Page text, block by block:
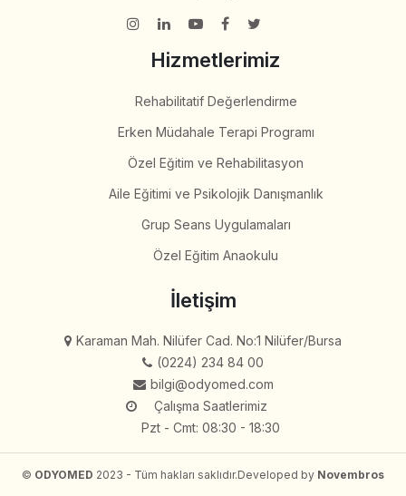
Hizmetlerimiz
Rehabilitatif Değerlendirme
Erken Müdahale Terapi Programı
Özel Eğitim ve Rehabilitasyon
Aile Eğitimi ve Psikolojik Danışmanlık
Grup Seans Uygulamaları
Özel Eğitim Anaokulu
İletişim
Karaman Mah. Nilüfer Cad. No:1 Nilüfer/Bursa
(0224) 234 84 00
bilgi@odyomed.com
Çalışma Saatlerimiz
Pzt - Cmt: 08:30 - 18:30